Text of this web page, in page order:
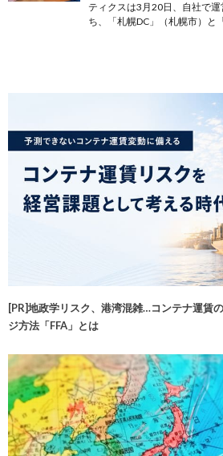
ティクスは3月20日、自社で
ち、「札幌DC」（札幌市）と
[PR]地政学リスク、港湾混雑…コンテナ運賃
ジ方法「FFA」とは